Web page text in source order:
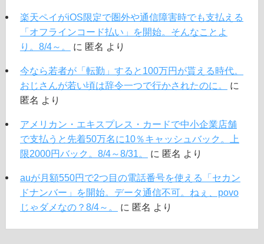
楽天ペイがiOS限定で圏外や通信障害時でも支払える
「オフラインコード払い」を開始。そんなことよ
り。8/4～。
に 匿名 より
今なら若者が「転勤」すると100万円が貰える時代。
おじさんが若い頃は辞令一つで行かされたのに。
に
匿名 より
アメリカン・エキスプレス・カードで中小企業店舗
で支払うと先着50万名に10％キャッシュバック。上
限2000円バック。8/4～8/31。
に 匿名 より
auが月額550円で2つ目の電話番号を使える「セカン
ドナンバー」を開始。データ通信不可。ねぇ、povo
じゃダメなの？8/4～。
に 匿名 より